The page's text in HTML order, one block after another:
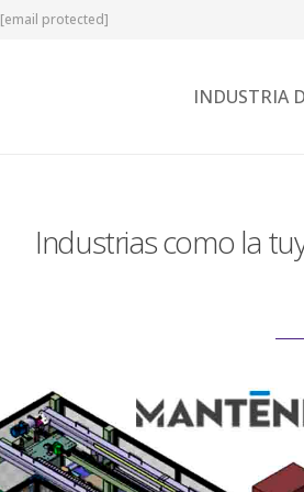
[email protected]
INDUSTRIA
Industrias como la